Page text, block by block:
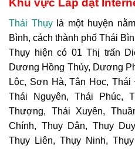
Khu vực Lắp đặt
Thái Thụylà một huyện
Bình, cách thành phố Thái
Thụy hiện có 01 Thị trấn
Dương Hồng Thủy, Dương
Lộc, Sơn Hà, Tân Học,
Thái Nguyên, Thái Phúc,
Thượng, Thái Xuyên,
Chính, Thụy Dân, Thụy
Thụy Liên, Thụy Ninh,